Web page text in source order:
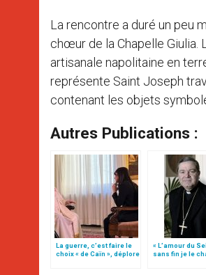
La rencontre a duré un peu
chœur de la Chapelle Giulia.
artisanale napolitaine en
représente Saint Joseph
contenant les objets
Autres Publications :
La guerre, c’est faire le
choix « de Caïn », déplore
« L’amour du
sans fin je le